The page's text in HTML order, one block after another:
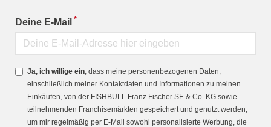
Deine E-Mail *
Ja, ich willige ein, dass meine personenbezogenen Daten,
einschließlich meiner Kontaktdaten und Informationen zu meinen
Einkäufen, von der FISHBULL Franz Fischer SE & Co. KG sowie
teilnehmenden Franchisemärkten gespeichert und genutzt werden,
um mir regelmäßig per E-Mail sowohl personalisierte Werbung, die